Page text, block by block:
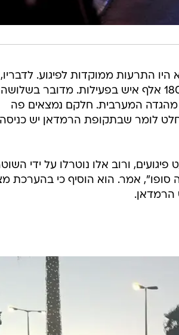
התרעות ממוקדות לפיגוע. לדבריו,
"אנחנו נמצאים בתקופת הרמדאן, ורק היום היו יותר מ-180 אלף איש בפעילות. מדובר בשלושה
מחבלים שאינם תושבי ירושלים, אלא צעירים בני 18 ו-19 מהגדה המערבית. חלקם נמצאים פה
לומר שבתקופת הרמדאן יש כניסה
ורוב אלו נוטרלו על ידי
סופו", אמר. הוא הוסיף כי בהערכת